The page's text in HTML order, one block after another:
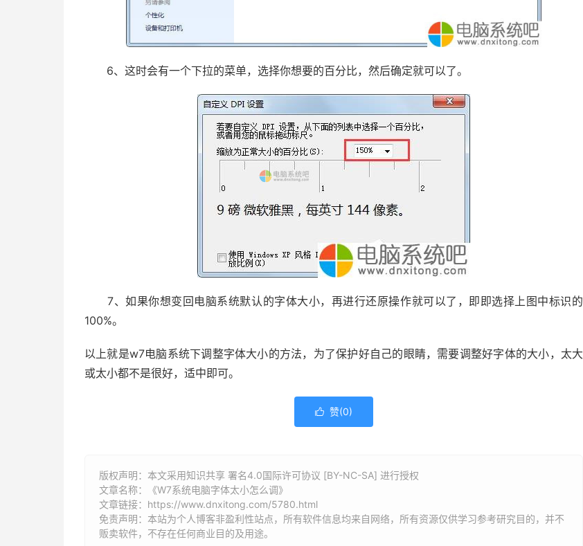
6、这时会有一个下拉的菜单，选择你想要的百分比，然后确定就可以了。
7、如果你想变回电脑系统默认的字体大小，再进行还原操作就可以了，即即选择上图中标识的
100%。
以上就是w7电脑系统下调整字体大小的方法，为了保护好自己的眼睛，需要调整好字体的大小，太大
或太小都不是很好，适中即可。
 赞(0)
版权声明：本文采用知识共享 署名4.0国际许可协议 [BY-NC-SA] 进行授权
文章名称：《W7系统电脑字体太小怎么调》
文章链接： https://www.dnxitong.com/5780.html
免责声明：本站为个人博客非盈利性站点，所有软件信息均来自网络，所有资源仅供学习参考研究目的，并不
贩卖软件，不存在任何商业目的及用途。